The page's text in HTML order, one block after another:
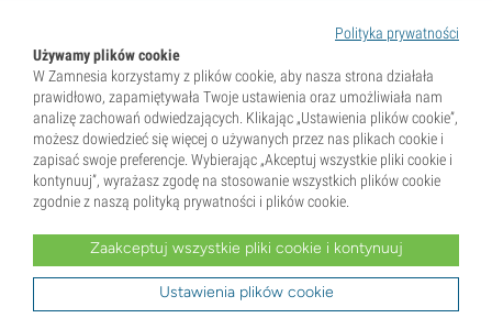
Polityka prywatności
Używamy plików cookie
W Zamnesia korzystamy z plików cookie, aby nasza strona działała
prawidłowo, zapamiętywała Twoje ustawienia oraz umożliwiała nam
analizę zachowań odwiedzających. Klikając „Ustawienia plików cookie”,
możesz dowiedzieć się więcej o używanych przez nas plikach cookie i
zapisać swoje preferencje. Wybierając „Akceptuj wszystkie pliki cookie i
kontynuuj”, wyrażasz zgodę na stosowanie wszystkich plików cookie
zgodnie z naszą polityką prywatności i plików cookie.
Zaakceptuj wszystkie pliki cookie i kontynuuj
Ustawienia plików cookie
* Nasiona są sprzedawane wyłącznie jako pamiątki. Kiełkowanie nasion jest nielegalne w wielu krajach.
zamieszkania oraz znasz obowiązujące przepisy. Zamnesia nie ponosi odpowiedzialności za działania
niezgodne z prawem.